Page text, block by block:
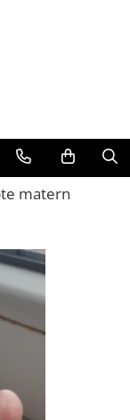
matern